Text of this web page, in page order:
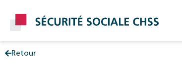
Retour